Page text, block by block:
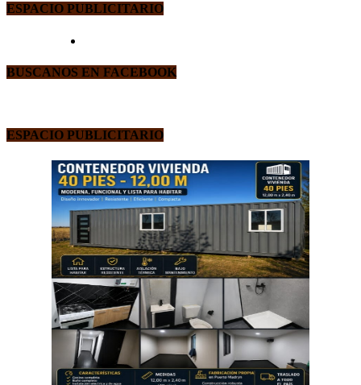
ESPACIO PUBLICITARIO
BUSCANOS EN FACEBOOK
ESPACIO PUBLICITARIO